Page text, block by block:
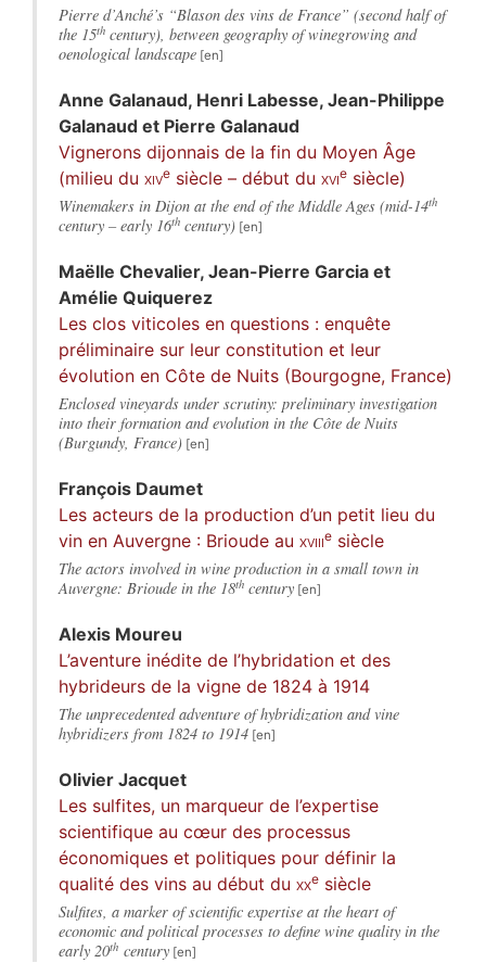
Pierre d’Anché’s “Blason des vins de France” (second half of
the 15th century), between geography of winegrowing and
oenological landscape
Anne Galanaud, Henri Labesse, Jean-Philippe
Galanaud et Pierre Galanaud
Vignerons dijonnais de la fin du Moyen Âge
(milieu du xive siècle – début du xvie siècle)
Winemakers in Dijon at the end of the Middle Ages (mid-14th
century – early 16th century)
Maëlle Chevalier, Jean-Pierre Garcia et
Amélie Quiquerez
Les clos viticoles en questions : enquête
préliminaire sur leur constitution et leur
évolution en Côte de Nuits (Bourgogne, France)
Enclosed vineyards under scrutiny: preliminary investigation
into their formation and evolution in the Côte de Nuits
(Burgundy, France)
François Daumet
Les acteurs de la production d’un petit lieu du
vin en Auvergne : Brioude au xviiie siècle
The actors involved in wine production in a small town in
Auvergne: Brioude in the 18th century
Alexis Moureu
L’aventure inédite de l’hybridation et des
hybrideurs de la vigne de 1824 à 1914
The unprecedented adventure of hybridization and vine
hybridizers from 1824 to 1914
Olivier Jacquet
Les sulfites, un marqueur de l’expertise
scientifique au cœur des processus
économiques et politiques pour définir la
qualité des vins au début du xxe siècle
Sulfites, a marker of scientific expertise at the heart of
economic and political processes to define wine quality in the
early 20th century